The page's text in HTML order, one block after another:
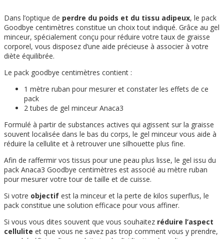
Dans l’optique de perdre du poids et du tissu adipeux, le pack
Goodbye centimètres constitue un choix tout indiqué. Grâce au gel
minceur, spécialement conçu pour réduire votre taux de graisse
corporel, vous disposez d’une aide précieuse à associer à votre
diète équilibrée.
Le pack goodbye centimètres contient :
1 mètre ruban pour mesurer et constater les effets de ce
pack
2 tubes de gel minceur Anaca3
Formulé à partir de substances actives qui agissent sur la graisse
souvent localisée dans le bas du corps, le gel minceur vous aide à
réduire la cellulite et à retrouver une silhouette plus fine.
Afin de raffermir vos tissus pour une peau plus lisse, le gel issu du
pack Anaca3 Goodbye centimètres est associé au mètre ruban
pour mesurer votre tour de taille et de cuisse.
Si votre objectif est la minceur et la perte de kilos superflus, le
pack constitue une solution efficace pour vous affiner.
Si vous vous dites souvent que vous souhaitez réduire l’aspect
cellulite et que vous ne savez pas trop comment vous y prendre,